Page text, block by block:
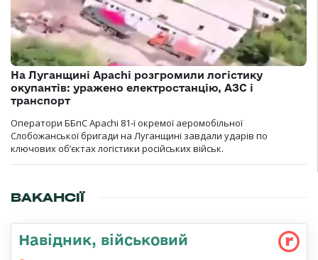
На Луганщині Apachi розгромили логістику
окупантів: уражено електростанцію, АЗС і
транспорт
Оператори ББпС Apachi 81-ї окремої аеромобільної
Слобожанської бригади на Луганщині завдали ударів по
ключових об’єктах логістики російських військ.
ВАКАНСІЇ
Навідник, військовий